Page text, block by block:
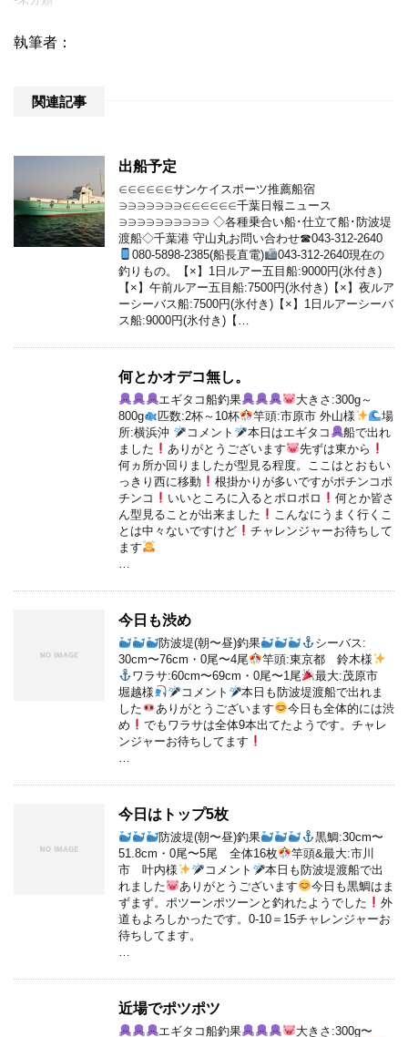
執筆者：
関連記事
出船予定
∈∈∈∈∈∈サンケイスポーツ推薦船宿
∋∋∋∋∋∋∋∈∈∈∈∈∈千葉日報ニュース
∋∋∋∋∋∋∋∋∋∋ ◇各種乗合い船･仕立て船･防波堤
渡船◇千葉港 守山丸お問い合わせ☎043-312-2640
080-5898-2385(船長直電)
043-312-2640現在の
釣りもの。【×】1日ルアー五目船:9000円(氷付き)
【×】午前ルアー五目船:7500円(氷付き)【×】夜ルア
ーシーバス船:7500円(氷付き)【×】1日ルアーシーバ
ス船:9000円(氷付き)【…
何とかオデコ無し。
エギタコ船釣果
大きさ:300g～
800g
匹数:2杯～10杯 竿頭:市原市 外山様
場
所:横浜沖
コメント 本日はエギタコ
船で出れ
ました
ありがとうございます
先ずは東から
何ヵ所か回りましたが型見る程度。ここはとおもい
っきり西に移動
根掛かりが多いですがポチンコポ
チンコ
いいところに入るとポロポロ
何とか皆さ
ん型見ることが出来ました
こんなにうまく行くこ
とは中々ないですけど
チャレンジャーお待ちして
ます
…
今日も渋め
防波堤(朝〜昼)釣果
シーバス:
30cm〜76cm・0尾〜4尾
竿頭:東京都 鈴木様
ワラサ:60cm〜69cm・0尾〜1尾
最大:茂原市
堀越様
コメント
本日も防波堤渡船で出れま
した
ありがとうございます
今日も全体的には渋
め
でもワラサは全体9本出てたようです。チャレ
ンジャーお待ちしてます
…
今日はトップ5枚
防波堤(朝〜昼)釣果
黒鯛:30cm〜
51.8cm・0尾〜5尾 全体16枚
竿頭&最大:市川
市 叶内様
コメント
本日も防波堤渡船で出
れました
ありがとうございます
今日も黒鯛はま
ずまず。ポツーンポツーンと釣れたようでした
外
道もよろしかったです。0-10＝15チャレンジャーお
待ちしてます。
…
近場でポツポツ
エギタコ船釣果
大きさ:300g〜